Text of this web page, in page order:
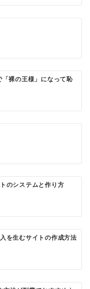
裸の王様」になって恥
のシステムと作り方
を生むサイトの作成方法